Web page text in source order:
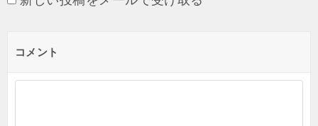
コメント